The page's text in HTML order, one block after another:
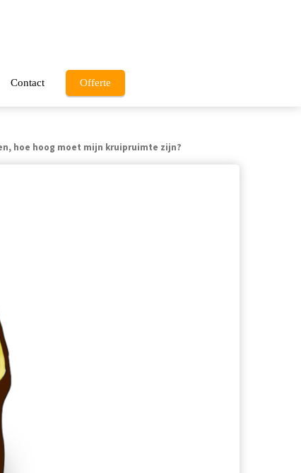
Contact Offerte
hoe hoog moet mijn kruipruimte zijn?